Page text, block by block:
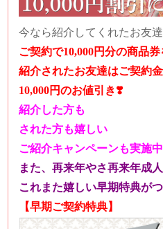
今なら紹介してくれたお友
ご契約で10,000円分の商品
紹介されたお友達はご契約
10,000円のお値引き❣️
紹介した方も
された方も嬉しい
ご紹介キャンペーンも実施
また、再来年やさ再来年成
これまた嬉しい早期特典が
【早期ご契約特典】